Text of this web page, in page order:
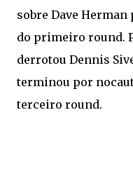
sobre Dave Herman
do primeiro round.
derrotou Dennis
terminou por
terceiro round.